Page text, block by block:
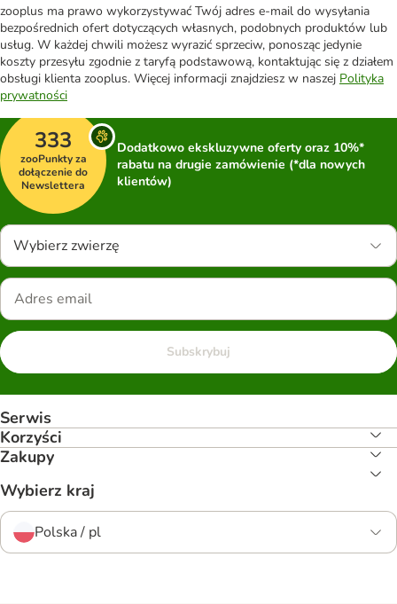
zooplus ma prawo wykorzystywać Twój adres e-mail do wysyłania
bezpośrednich ofert dotyczących własnych, podobnych produktów lub
usług. W każdej chwili możesz wyrazić sprzeciw, ponosząc jedynie
koszty przesyłu zgodnie z taryfą podstawową, kontaktując się z działem
obsługi klienta zooplus. Więcej informacji znajdziesz w naszej Polityka
prywatności
333
zooPunkty za
dołączenie do
Newslettera
Dodatkowo ekskluzywne oferty oraz 10%*
rabatu na drugie zamówienie (*dla nowych
klientów)
Wybierz zwierzę
Subskrybuj
Serwis
Korzyści
Zakupy
Wybierz kraj
Polska / pl